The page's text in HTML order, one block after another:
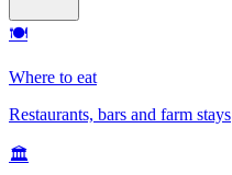
🍽
Where to eat
Restaurants, bars and farm stays
🏛